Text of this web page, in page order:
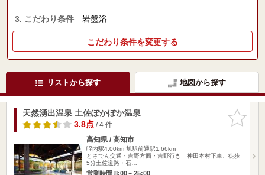
3. こだわり条件 岩盤浴
こだわり条件を変更する
リストから探す 地図から探す
お気に入
りに追加
天然湧出温泉 土佐ぽかぽか温泉
3.8点/ 4 件
高知県 / 高知市
咥内駅4.00km 旭駅前通駅1.66km
とさでん交通・吉野方面・吉野行き 神田本村下車、徒歩
5分土佐道路・石…
営業時間 8:00～25:00